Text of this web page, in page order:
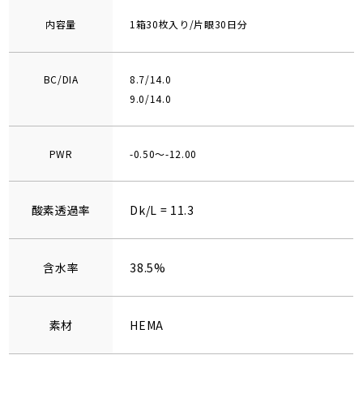
内容量 1箱30枚入り/片眼30日分
BC/DIA
8.7/14.0
9.0/14.0
PWR -0.50～-12.00
酸素透過率 Dk/L = 11.3
含水率 38.5%
素材 HEMA